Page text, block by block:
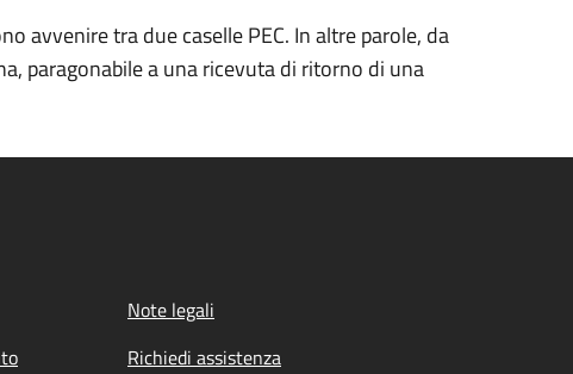
avvenire tra due caselle PEC. In altre parole, da
paragonabile a una ricevuta di ritorno di una
Note legali
Richiedi assistenza